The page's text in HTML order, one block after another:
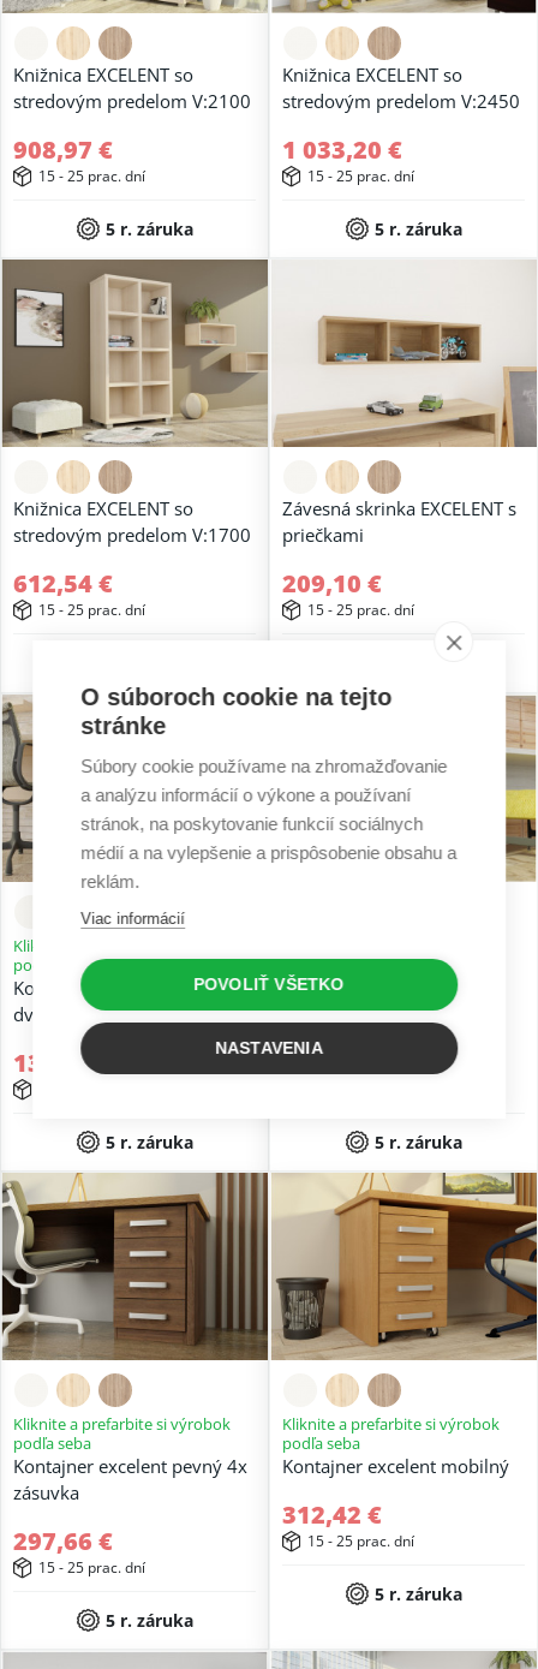
Knižnica EXCELENT so
stredovým predelom V:2100
908,97 €
15 - 25 prac. dní
5 r. záruka
Knižnica EXCELENT so
stredovým predelom V:2450
1 033,20 €
15 - 25 prac. dní
5 r. záruka
Knižnica EXCELENT so
stredovým predelom V:1700
612,54 €
15 - 25 prac. dní
Závesná skrinka EXCELENT s
priečkami
209,10 €
15 - 25 prac. dní
Kliknite a prefarbite si výrobok
podľa seba
Kontajner excelent pevný
dvierka pravý
136,53 €
5 r. záruka
podľa seba
Kontajner excelent pevný
dvierka ľavý
136,53 €
5 r. záruka
Kliknite a prefarbite si výrobok
podľa seba
Kontajner excelent pevný 4x
zásuvka
297,66 €
15 - 25 prac. dní
5 r. záruka
Kliknite a prefarbite si výrobok
podľa seba
Kontajner excelent mobilný
312,42 €
15 - 25 prac. dní
5 r. záruka
O súboroch cookie na tejto
stránke
Súbory cookie používame na zhromažďovanie
a analýzu informácií o výkone a používaní
stránok, na poskytovanie funkcií sociálnych
médií a na vylepšenie a prispôsobenie obsahu a
reklám.
Viac informácií
POVOLIŤ VŠETKO
NASTAVENIA